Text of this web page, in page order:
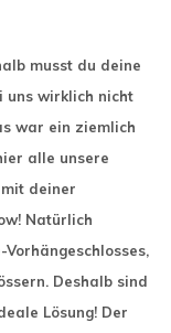
musst du deine
uns wirklich nicht
war ein ziemlich
alle unsere
deiner
Natürlich
Deshalb sind
Lösung! Der